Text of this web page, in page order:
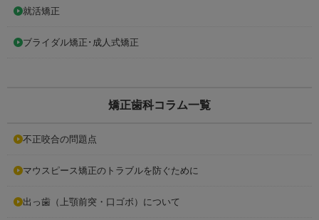
就活矯正
ブライダル矯正･成人式矯正
矯正歯科コラム一覧
不正咬合の問題点
マウスピース矯正のトラブルを防ぐために
出っ歯（上顎前突・口ゴボ）について